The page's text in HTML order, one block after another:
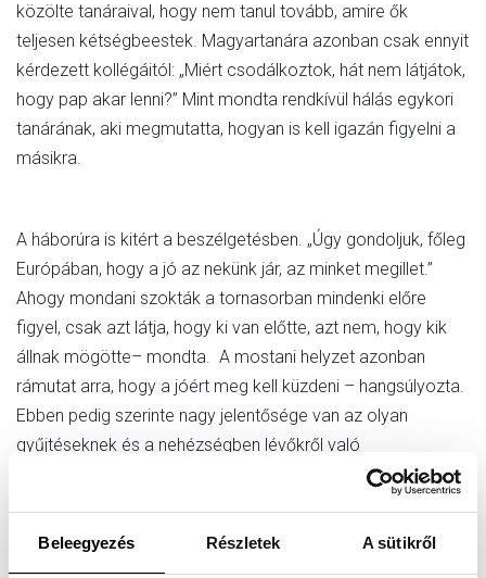
Beleegyezés Részletek A sütikről
közölte tanáraival, hogy nem tanul tovább, amire ők
teljesen kétségbeestek. Magyartanára azonban csak ennyit
kérdezett kollégáitól: „Miért csodálkoztok, hát nem látjátok,
hogy pap akar lenni?” Mint mondta rendkívül hálás egykori
tanárának, aki megmutatta, hogyan is kell igazán figyelni a
másikra.
A háborúra is kitért a beszélgetésben. „Úgy gondoljuk, főleg
Európában, hogy a jó az nekünk jár, az minket megillet.”
Ahogy mondani szokták a tornasorban mindenki előre
figyel, csak azt látja, hogy ki van előtte, azt nem, hogy kik
állnak mögötte– mondta. A mostani helyzet azonban
rámutat arra, hogy a jóért meg kell küzdeni – hangsúlyozta.
Ebben pedig szerinte nagy jelentősége van az olyan
gyűjtéseknek és a nehézségben lévőkről való
gondolkodásnak, mint ami a Szent Márton-héten a bencés
számunkra ez nem eszközszerű, funkciószerű, hanem